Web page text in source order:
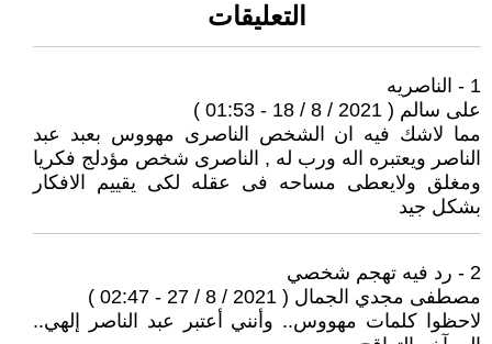
التعليقات
1 - الناصريه
على سالم ( 2021 / 8 / 18 - 01:53 )
مما لاشك فيه ان الشخص الناصرى مهووس بعبد عبد
الناصر ويعتبره اله ورب له , الناصرى شخص مؤدلج فكريا
ومغلق ولايعطى مساحه فى عقله لكى يقييم الافكار
بشكل جيد
2 - رد فيه تهجم شخصي
مصطفى مجدي الجمال ( 2021 / 8 / 27 - 02:47 )
لاحظوا كلمات مهووس.. وأنني أعتبر عبد الناصر إلهي..